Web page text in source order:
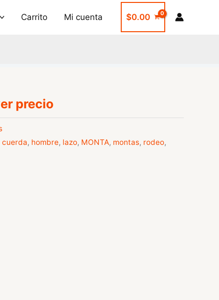
Carrito Mi cuenta $0.00
precio
cuerda, hombre, lazo, MONTA, montas, rodeo,